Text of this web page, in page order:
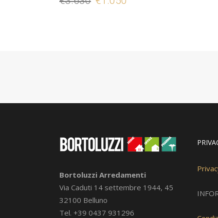
Bortoluzzi Arredamenti
Via Caduti 14 settembre 1944, 45
32100 Belluno
Tel. +39 0437 931296